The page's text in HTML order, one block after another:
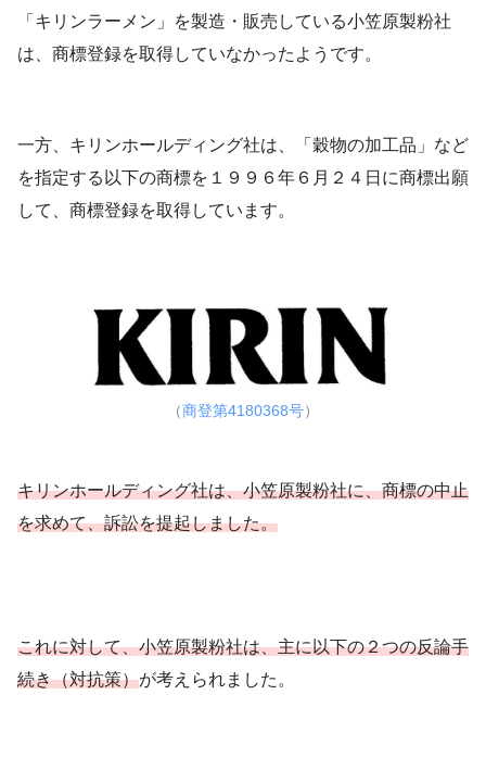
「キリンラーメン」を製造・販売している小笠原製粉社
は、商標登録を取得していなかったようです。
一方、キリンホールディング社は、「穀物の加工品」など
を指定する以下の商標を１９９６年６月２４日に商標出願
して、商標登録を取得しています。
（商登第4180368号）
キリンホールディング社は、小笠原製粉社に、商標の中止
を求めて、訴訟を提起しました。
これに対して、小笠原製粉社は、主に以下の２つの反論手
続き（対抗策）が考えられました。